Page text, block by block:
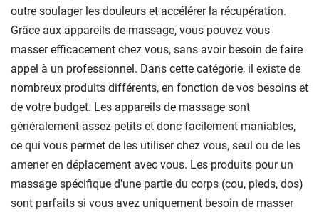
outre soulager les douleurs et accélérer la récupération.
Grâce aux appareils de massage, vous pouvez vous
masser efficacement chez vous, sans avoir besoin de faire
appel à un professionnel. Dans cette catégorie, il existe de
nombreux produits différents, en fonction de vos besoins et
de votre budget. Les appareils de massage sont
généralement assez petits et donc facilement maniables,
ce qui vous permet de les utiliser chez vous, seul ou de les
amener en déplacement avec vous. Les produits pour un
massage spécifique d'une partie du corps (cou, pieds, dos)
sont parfaits si vous avez uniquement besoin de masser